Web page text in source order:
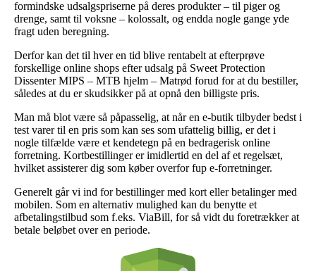
formindske udsalgspriserne på deres produkter – til piger og
drenge, samt til voksne – kolossalt, og endda nogle gange yde
fragt uden beregning.
Derfor kan det til hver en tid blive rentabelt at efterprøve
forskellige online shops efter udsalg på Sweet Protection
Dissenter MIPS – MTB hjelm – Matrød forud for at du bestiller,
således at du er skudsikker på at opnå den billigste pris.
Man må blot være så påpasselig, at når en e-butik tilbyder bedst i
test varer til en pris som kan ses som ufattelig billig, er det i
nogle tilfælde være et kendetegn på en bedragerisk online
forretning. Kortbestillinger er imidlertid en del af et regelsæt,
hvilket assisterer dig som køber overfor fup e-forretninger.
Generelt går vi ind for bestillinger med kort eller betalinger med
mobilen. Som en alternativ mulighed kan du benytte et
afbetalingstilbud som f.eks. ViaBill, for så vidt du foretrækker at
betale beløbet over en periode.